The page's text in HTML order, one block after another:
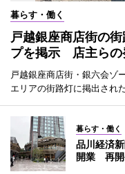
暮らす・働く
戸越銀座商店街の
プを掲示 店主らの
戸越銀座商店街・銀六会ゾ
エリアの街路灯に掲出された
暮らす・働く
品川経済
開業 再開